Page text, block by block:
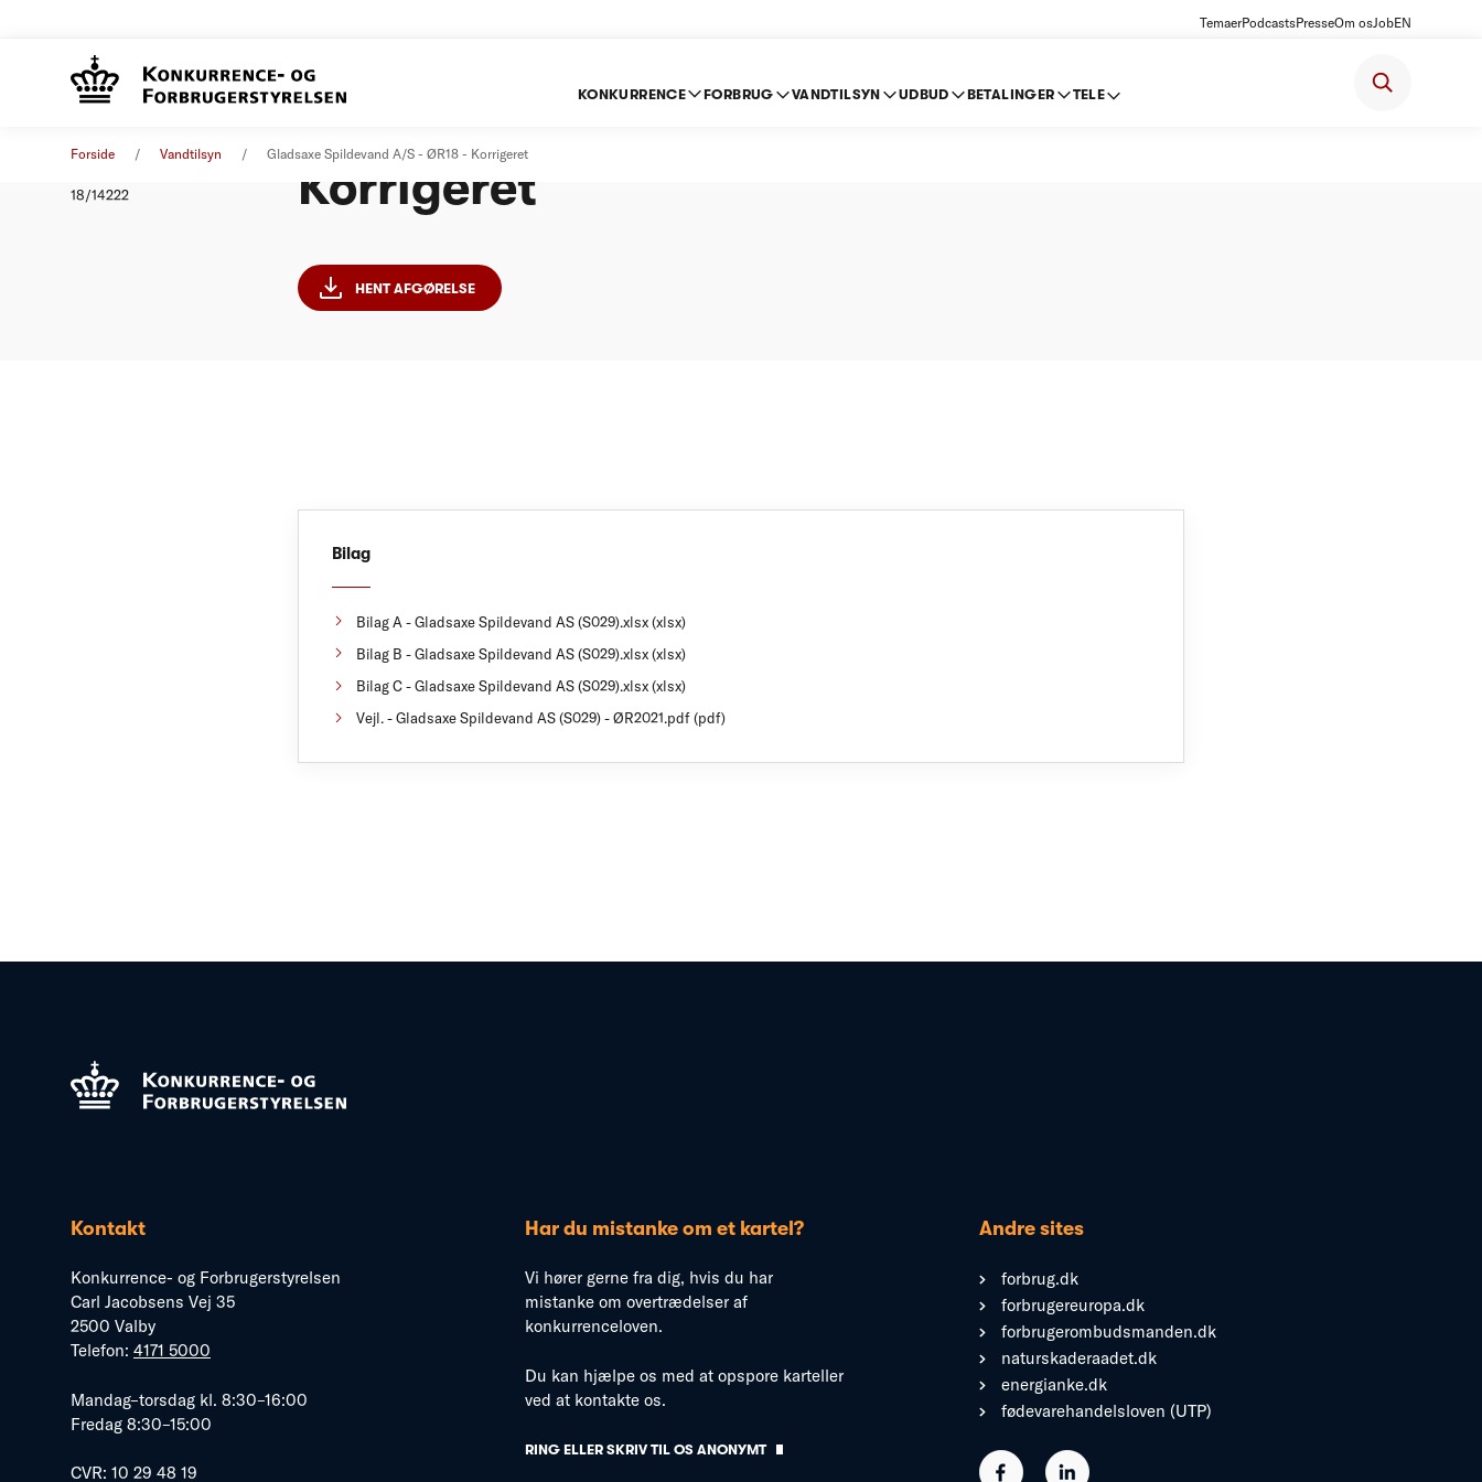
TemaerPodcastsPresseOm osJobEN
KONKURRENCE FORBRUG VANDTILSYN UDBUD BETALINGER TELE
Forside Vandtilsyn Gladsaxe Spildevand A/S - ØR18 - Korrigeret
18/14222
Korrigeret
HENT AFGØRELSE
Bilag
Bilag A - Gladsaxe Spildevand AS (S029).xlsx (xlsx)
Bilag B - Gladsaxe Spildevand AS (S029).xlsx (xlsx)
Bilag C - Gladsaxe Spildevand AS (S029).xlsx (xlsx)
Vejl. - Gladsaxe Spildevand AS (S029) - ØR2021.pdf (pdf)
Kontakt
Konkurrence- og Forbrugerstyrelsen
Carl Jacobsens Vej 35
2500 Valby
Telefon: 4171 5000
Mandag–torsdag kl. 8:30–16:00
Fredag 8:30–15:00
CVR: 10 29 48 19
Har du mistanke om et kartel?
Vi hører gerne fra dig, hvis du har
mistanke om overtrædelser af
konkurrenceloven.
Du kan hjælpe os med at opspore karteller
ved at kontakte os.
RING ELLER SKRIV TIL OS ANONYMT
Andre sites
forbrug.dk
forbrugereuropa.dk
forbrugerombudsmanden.dk
naturskaderaadet.dk
energianke.dk
fødevarehandelsloven (UTP)